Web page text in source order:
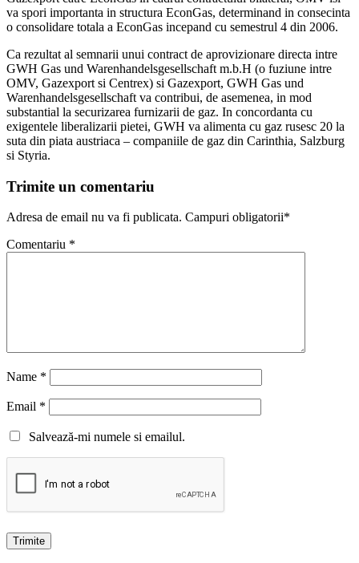
va spori importanta in structura EconGas, determinand in consecinta
o consolidare totala a EconGas incepand cu semestrul 4 din 2006.
Ca rezultat al semnarii unui contract de aprovizionare directa intre
GWH Gas und Warenhandelsgesellschaft m.b.H (o fuziune intre
OMV, Gazexport si Centrex) si Gazexport, GWH Gas und
Warenhandelsgesellschaft va contribui, de asemenea, in mod
substantial la securizarea furnizarii de gaz. In concordanta cu
exigentele liberalizarii pietei, GWH va alimenta cu gaz rusesc 20 la
suta din piata austriaca – companiile de gaz din Carinthia, Salzburg
si Styria.
Trimite un comentariu
Adresa de email nu va fi publicata. Campuri obligatorii*
Comentariu *
Name *
Email *
Salvează-mi numele si emailul.